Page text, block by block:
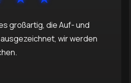
großartig, die Auf- und
wir werden